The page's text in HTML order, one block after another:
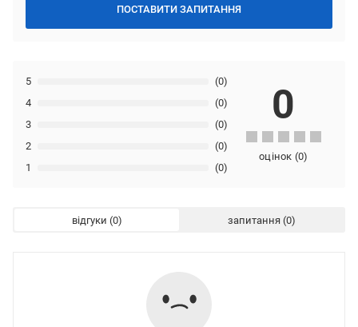
ПОСТАВИТИ ЗАПИТАННЯ
1 (0)
2 (0)
3 (0)
4 (0)
5 (0)
0
оцінок (0)
відгуки запитання